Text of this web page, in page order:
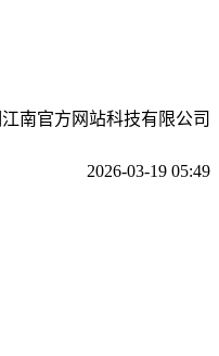
南官方网站科技有限公司
2026-03-19 05:49